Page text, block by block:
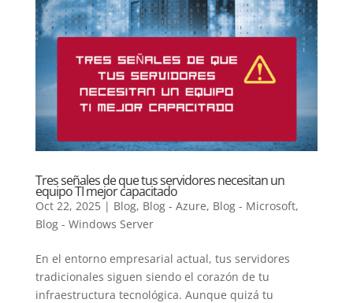
Tres señales de que tus servidores necesitan un
equipo TI mejor capacitado
Oct 22, 2025| Blog, Blog - Azure, Blog - Microsoft,
Blog - Windows Server
En el entorno empresarial actual, tus servidores
tradicionales siguen siendo el corazón de tu
infraestructura tecnológica. Aunque quizá tu